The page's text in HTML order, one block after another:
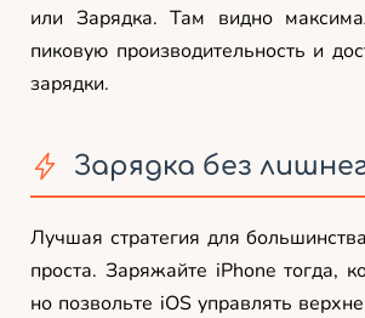
или Зарядка. Там видно
пиковую производительность и
зарядки.
Зарядка без
Лучшая стратегия для
проста. Заряжайте iPhone тогда,
но позвольте iOS управлять